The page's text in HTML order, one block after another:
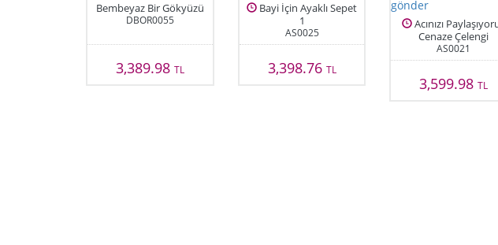
Bembeyaz Bir Gökyüzü
DBOR0055
3,389.98 TL
Bayi İçin Ayaklı Sepet
1
AS0025
3,398.76 TL
Acınızı
Cenaze Çelengi
AS0021
3,599.98TL